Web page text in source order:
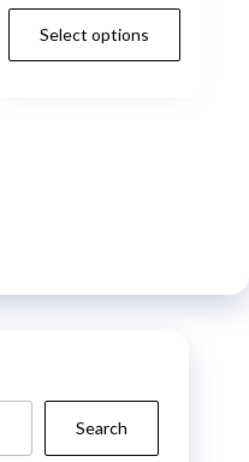
Select options
Search